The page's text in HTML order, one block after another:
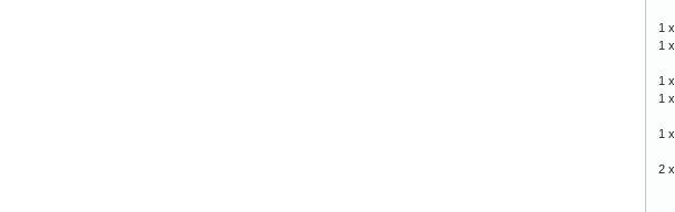
1 x
1 x
1 x
1 x
1 x
2 x